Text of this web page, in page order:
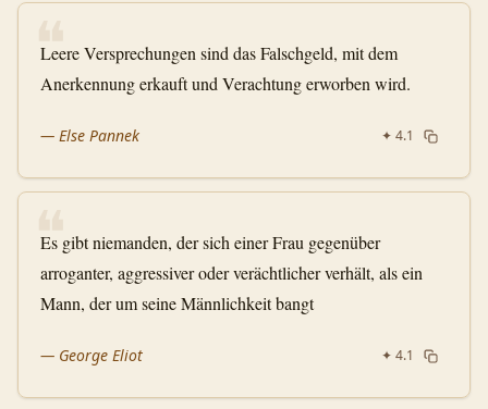
❝
Leere Versprechungen sind das Falschgeld, mit dem
Anerkennung erkauft und Verachtung erworben wird.
— Else Pannek ✦ 4.1
❝
Es gibt niemanden, der sich einer Frau gegenüber
arroganter, aggressiver oder verächtlicher verhält, als ein
Mann, der um seine Männlichkeit bangt
— George Eliot ✦ 4.1